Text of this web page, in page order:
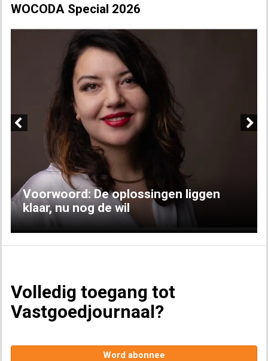
WOCODA Special 2026
Voorwoord: De oplossingen liggen
klaar, nu nog de wil
Volledig toegang tot
Vastgoedjournaal?
Word abonnee